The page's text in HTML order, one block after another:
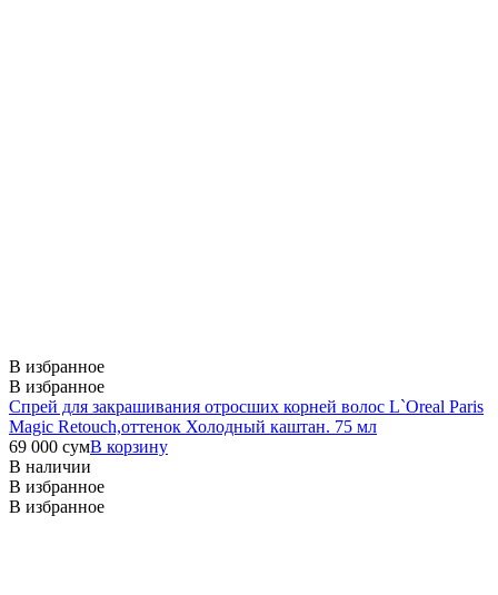
В избранное
В избранное
Спрей для закрашивания отросших корней волос L`Oreal Paris
Magic Retouch,оттенок Холодный каштан. 75 мл
69 000 сумВ корзину
В наличии
В избранное
В избранное